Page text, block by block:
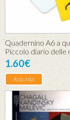
Quadernino A6 a
Piccolo diario delle
1.60€
Acquista